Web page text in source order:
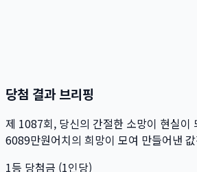
당첨 결과 브리핑
제 1087회, 당신의 간절한 소망이 현실이
6089만원어치의 희망이 모여 만들어낸
1등 당첨금 (1인당)